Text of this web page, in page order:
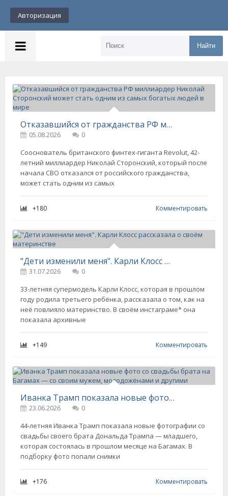
Авторизация
Найти
Отказавшийся от гражданства РФ миллиардер Николай Сторонский может стать одним из самых богатых людей в мире
05.08.2026
0
Сооснователь британского финтех-гиганта Revolut, 42-
летний миллиардер Николай Сторонский, который после
начала СВО отказался от российского гражданства,
может стать одним из самых
+180 Комментировать
"Дети изменили меня". Карли Клосс рассказала о своём материнстве
31.07.2026
0
33-летняя супермодель Карли Клосс, которая в прошлом
году родила третьего ребёнка, рассказала о том, как на
неё повлияло материнство. В своём инстаграме* она
показала архивные
+149 Комментировать
Иванка Трамп показала новые фото со свадьбы брата на Багамах — со своим мужем, молодожёнами и другими
23.06.2026
0
44-летняя Иванка Трамп показала новые фотографии со
свадьбы своего брата Дональда Трампа — младшего,
которая состоялась в прошлом месяце на Багамах. В
подборку фото попали снимки
+176 Комментировать